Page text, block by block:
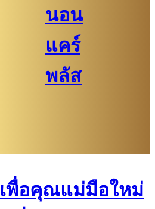
นอน
แคร์
พลัส
พื่อคุณแม่มือใหม่